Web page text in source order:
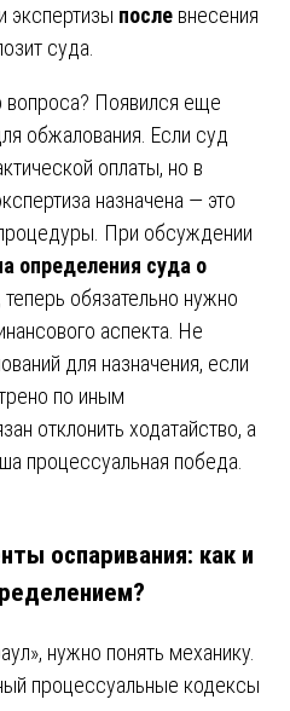
экспертизы после внесения
суда.
вопроса? Появился еще
обжалования. Если суд
оплаты, но в
назначена — это
При обсуждении
определения суда о
, теперь обязательно нужно
аспекта. Не
для назначения, если
по иным
отклонить ходатайство, а
процессуальная победа.
оспаривания: как и
нужно понять механику.
процессуальные кодексы